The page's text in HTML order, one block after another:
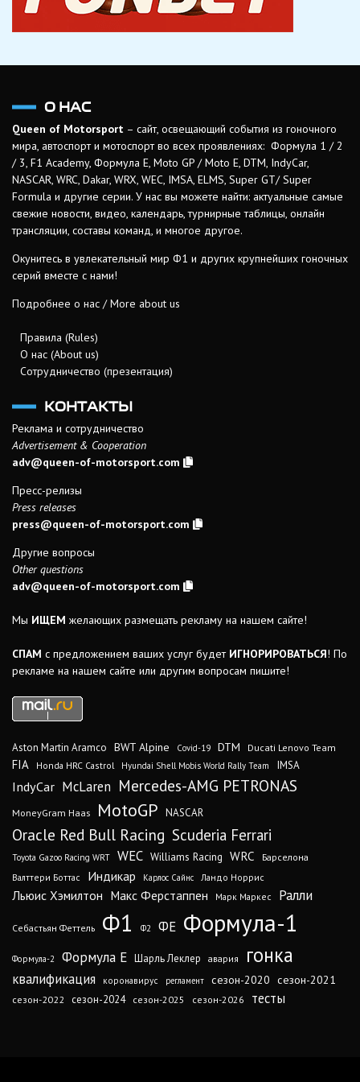
О НАС
Queen of Motorsport – сайт, освещающий события из гоночного
мира, автоспорт и мотоспорт во всех проявлениях: Формула 1 / 2
/ 3, F1 Academy, Формула Е, Moto GP / Moto E, DTM, IndyCar,
NASCAR, WRC, Dakar, WRX, WEC, IMSA, ELMS, Super GT/ Super
Formula и другие серии. У нас вы можете найти: актуальные самые
свежие новости, видео, календарь, турнирные таблицы, онлайн
трансляции, составы команд, и многое другое.
Окунитесь в увлекательный мир Ф1 и других крупнейших гоночных
серий вместе с нами!
Подробнее о нас / More about us
Правила (Rules)
О нас (About us)
Сотрудничество (презентация)
КОНТАКТЫ
Реклама и сотрудничество
Advertisement & Cooperation
adv@queen-of-motorsport.com
Пресс-релизы
Press releases
press@queen-of-motorsport.com
Другие вопросы
Other questions
adv@queen-of-motorsport.com
Мы ИЩЕМ желающих размещать рекламу на нашем сайте!
СПАМ с предложением ваших услуг будет ИГНОРИРОВАТЬСЯ! По
рекламе на нашем сайте или другим вопросам пишите!
Aston Martin Aramco BWT Alpine Covid-19 DTM Ducati Lenovo Team
FIA Honda HRC Castrol Hyundai Shell Mobis World Rally Team IMSA
IndyCar McLaren Mercedes-AMG PETRONAS
MoneyGram Haas MotoGP NASCAR
Oracle Red Bull Racing Scuderia Ferrari
Toyota Gazoo Racing WRT WEC Williams Racing WRC
Барселона
Валттери Боттас
Индикар Карлос Сайнс Ландо Норрис
Льюис Хэмилтон Макс Ферстаппен Марк Маркес Ралли
Себастьян Феттель Ф1 Ф2 ФЕ Формула-1
Формула-2 Формула Е Шарль Леклер авария гонка
квалификация коронавирус регламент сезон-2020 сезон-2021
сезон-2022 сезон-2024 сезон-2025 сезон-2026 тесты